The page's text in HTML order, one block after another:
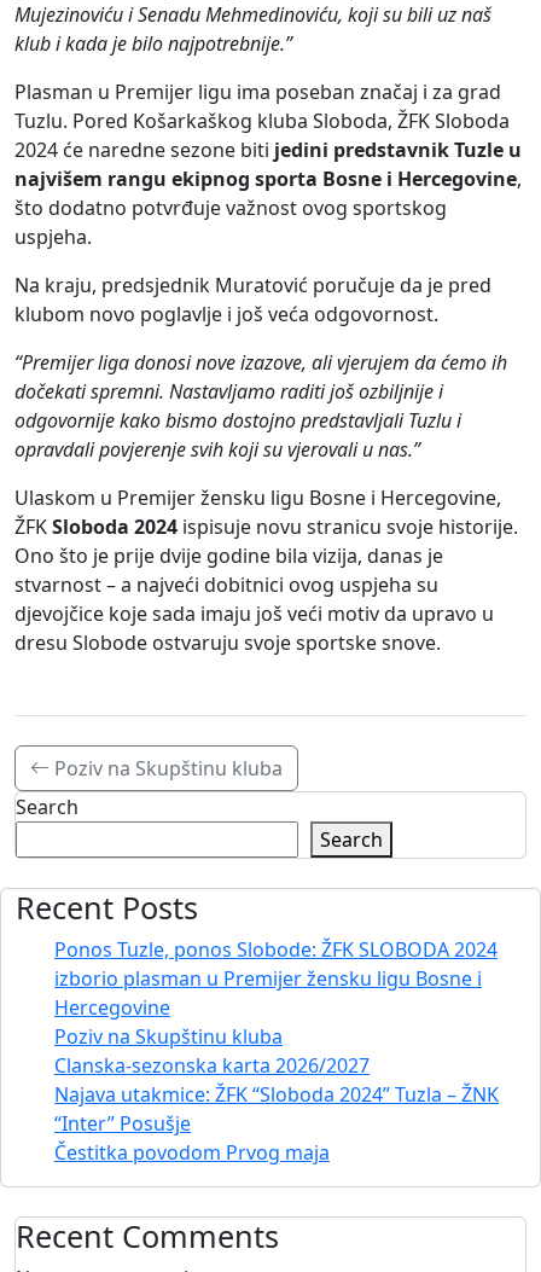
Mujezinoviću i Senadu Mehmedinoviću, koji su bili uz naš
klub i kada je bilo najpotrebnije.”
Plasman u Premijer ligu ima poseban značaj i za grad
Tuzlu. Pored Košarkaškog kluba Sloboda, ŽFK Sloboda
2024 će naredne sezone biti jedini predstavnik Tuzle u
najvišem rangu ekipnog sporta Bosne i Hercegovine,
što dodatno potvrđuje važnost ovog sportskog
uspjeha.
Na kraju, predsjednik Muratović poručuje da je pred
klubom novo poglavlje i još veća odgovornost.
“Premijer liga donosi nove izazove, ali vjerujem da ćemo ih
dočekati spremni. Nastavljamo raditi još ozbiljnije i
odgovornije kako bismo dostojno predstavljali Tuzlu i
opravdali povjerenje svih koji su vjerovali u nas.”
Ulaskom u Premijer žensku ligu Bosne i Hercegovine,
ŽFKSloboda 2024 ispisuje novu stranicu svoje historije.
Ono što je prije dvije godine bila vizija, danas je
stvarnost – a najveći dobitnici ovog uspjeha su
djevojčice koje sada imaju još veći motiv da upravo u
dresu Slobode ostvaruju svoje sportske snove.
Poziv na Skupštinu kluba
Search
Search
Recent Posts
Ponos Tuzle, ponos Slobode: ŽFK SLOBODA 2024
izborio plasman u Premijer žensku ligu Bosne i
Hercegovine
Poziv na Skupštinu kluba
Clanska-sezonska karta 2026/2027
Najava utakmice: ŽFK “Sloboda 2024” Tuzla – ŽNK
“Inter” Posušje
Čestitka povodom Prvog maja
Recent Comments